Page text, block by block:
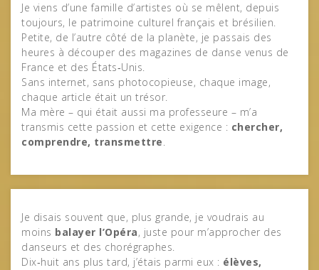
Je viens d’une famille d’artistes où se mêlent, depuis
toujours, le patrimoine culturel français et brésilien.
Petite, de l’autre côté de la planète, je passais des
heures à découper des magazines de danse venus de
France et des États‑Unis.
Sans internet, sans photocopieuse, chaque image,
chaque article était un trésor.
Ma mère – qui était aussi ma professeure – m’a
transmis cette passion et cette exigence : chercher,
comprendre, transmettre.
Je disais souvent que, plus grande, je voudrais au
moins balayer l’Opéra, juste pour m’approcher des
danseurs et des chorégraphes.
Dix‑huit ans plus tard, j’étais parmi eux : élèves,